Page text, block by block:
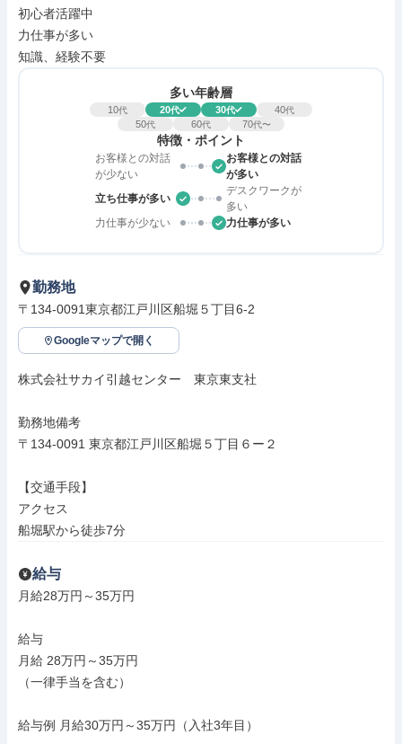
初心者活躍中
力仕事が多い
知識、経験不要
多い年齢層
10代 20代 30代 40代
50代 60代 70代〜
特徴・ポイント
お客様との対話
が少ない
お客様との対話
が多い
立ち仕事が多い
デスクワークが
多い
力仕事が少ない
力仕事が多い
勤務地
〒134-0091東京都江戸川区船堀５丁目6-2
Googleマップで開く
株式会社サカイ引越センター　東京東支社
勤務地備考
〒134-0091 東京都江戸川区船堀５丁目６ー２
【交通手段】
アクセス
船堀駅から徒歩7分
給与
月給28万円～35万円
給与
月給 28万円～35万円
（一律手当を含む）
給与例 月給30万円～35万円（入社3年目）